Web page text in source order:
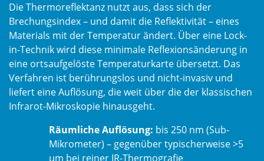
Die Thermoreflektanz nutzt aus, dass sich der
Brechungsindex – und damit die Reflektivität – eines
Materials mit der Temperatur ändert. Über eine Lock-
in-Technik wird diese minimale Reflexionsänderung in
eine ortsaufgelöste Temperaturkarte übersetzt. Das
Verfahren ist berührungslos und nicht-invasiv und
liefert eine Auflösung, die weit über die der klassischen
Infrarot-Mikroskopie hinausgeht.
Räumliche Auflösung: bis 250 nm (Sub-
Mikrometer) – gegenüber typischerweise >5
µm bei reiner IR-Thermografie